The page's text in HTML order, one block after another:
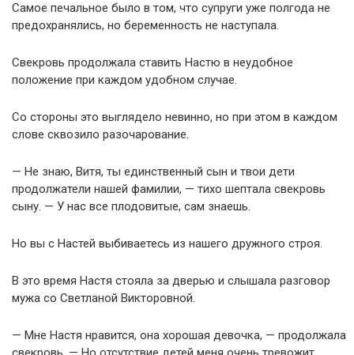
Самое печальное было в том, что супруги уже полгода не
предохранялись, но беременность не наступала.
Свекровь продолжала ставить Настю в неудобное
положение при каждом удобном случае.
Со стороны это выглядело невинно, но при этом в каждом
слове сквозило разочарование.
— Не знаю, Витя, ты единственный сын и твои дети
продолжатели нашей фамилии, — тихо шептала свекровь
сыну. — У нас все плодовитые, сам знаешь.
Но вы с Настей выбиваетесь из нашего дружного строя.
В это время Настя стояла за дверью и слышала разговор
мужа со Светланой Викторовной.
— Мне Настя нравится, она хорошая девочка, — продолжала